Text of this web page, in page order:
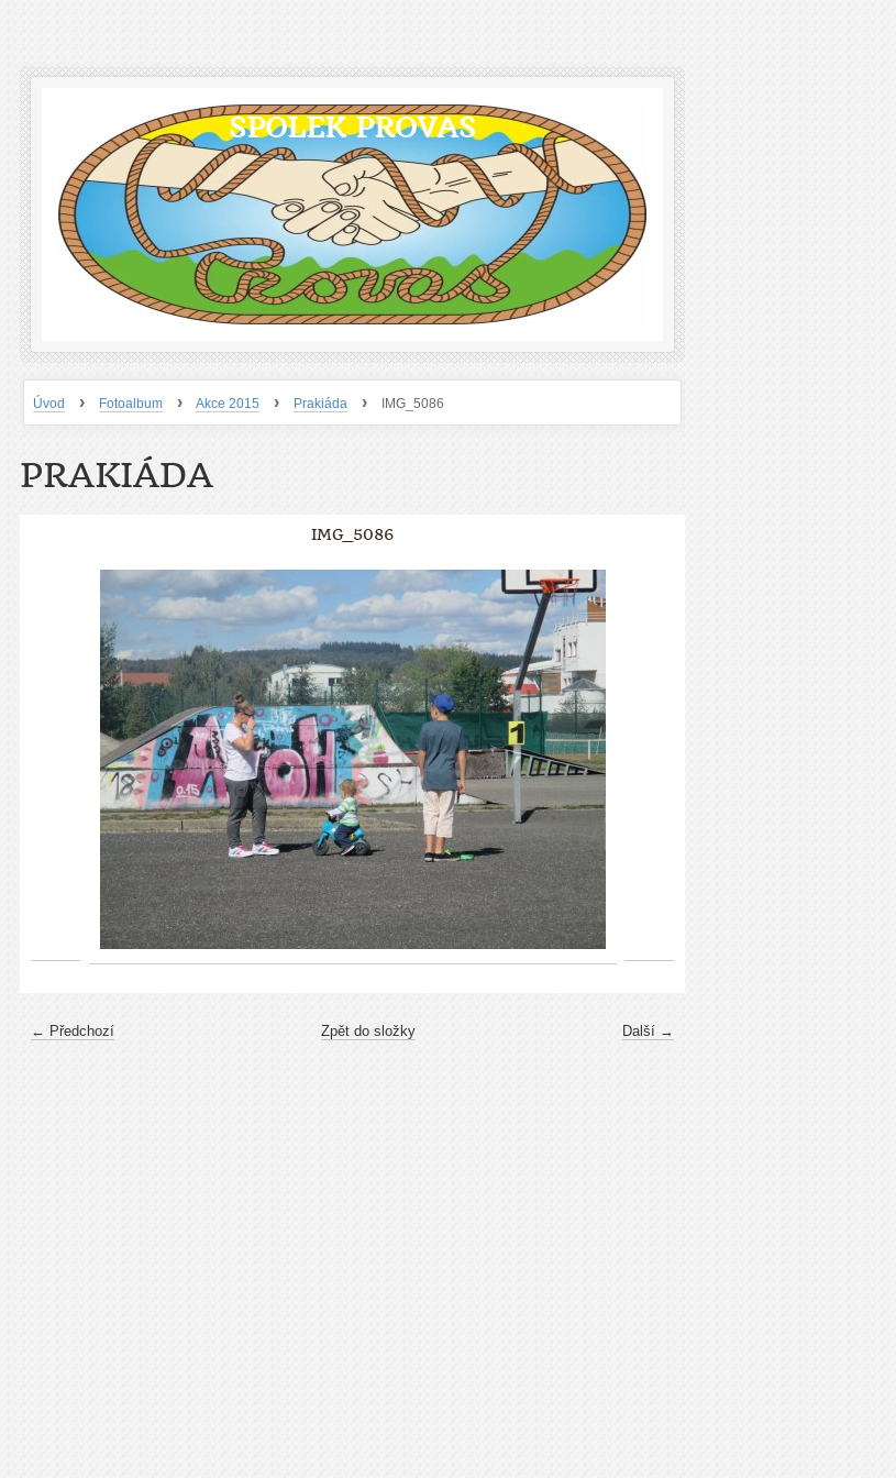
SPOLEK PROVAS
Úvod › Fotoalbum › Akce 2015 › Prakiáda › IMG_5086
PRAKIÁDA
IMG_5086
← Předchozí Další →
Zpět do složky